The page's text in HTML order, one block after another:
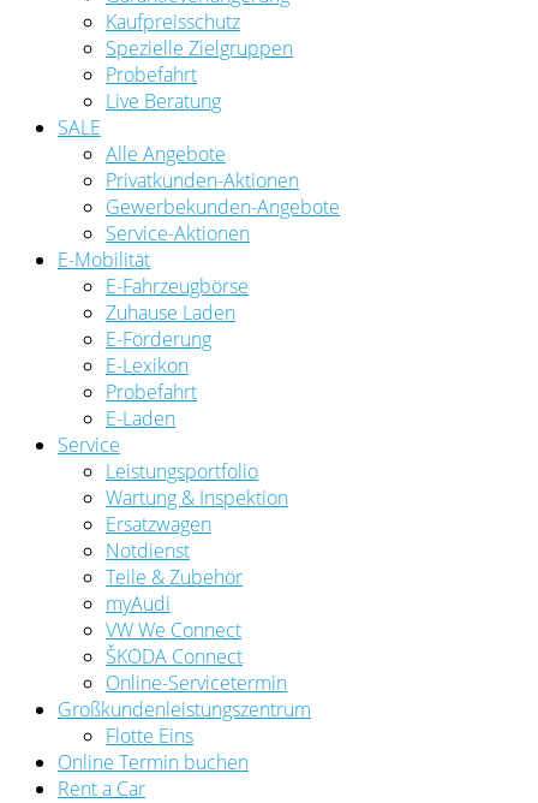
Kaufpreisschutz
Spezielle Zielgruppen
Probefahrt
Live Beratung
SALE
Alle Angebote
Privatkunden-Aktionen
Gewerbekunden-Angebote
Service-Aktionen
E-Mobilität
E-Fahrzeugbörse
Zuhause Laden
E-Förderung
E-Lexikon
Probefahrt
E-Laden
Service
Leistungsportfolio
Wartung & Inspektion
Ersatzwagen
Notdienst
Teile & Zubehör
myAudi
VW We Connect
ŠKODA Connect
Online-Servicetermin
Großkundenleistungszentrum
Flotte Eins
Online Termin buchen
Rent a Car